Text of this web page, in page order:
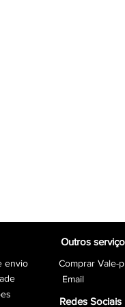
envio
Outros
Comprar Vale-
Email
Redes Sociais